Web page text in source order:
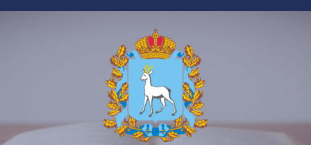
Перейти